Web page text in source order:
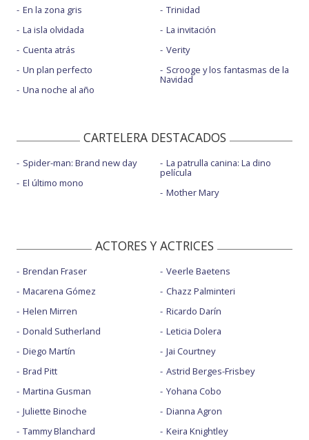
En la zona gris
La isla olvidada
Cuenta atrás
Un plan perfecto
Una noche al año
Trinidad
La invitación
Verity
Scrooge y los fantasmas de la
Navidad
CARTELERA DESTACADOS
Spider-man: Brand new day
El último mono
La patrulla canina: La dino
película
Mother Mary
ACTORES Y ACTRICES
Brendan Fraser
Macarena Gómez
Helen Mirren
Donald Sutherland
Diego Martín
Brad Pitt
Martina Gusman
Juliette Binoche
Tammy Blanchard
Veerle Baetens
Chazz Palminteri
Ricardo Darín
Leticia Dolera
Jai Courtney
Astrid Berges-Frisbey
Yohana Cobo
Dianna Agron
Keira Knightley